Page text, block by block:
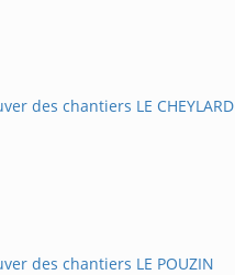
des chantiers LE CHEYLARD
des chantiers LE POUZIN